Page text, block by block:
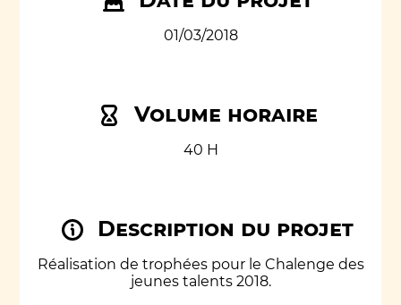
01/03/2018
Volume horaire
40 H
Description du projet
Réalisation de trophées pour le Chalenge des
jeunes talents 2018.